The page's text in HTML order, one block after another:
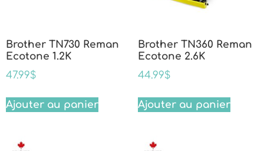
Brother TN730 Reman
Ecotone 1.2K
47.99$
Ajouter au panier
Brother TN360 Reman
Ecotone 2.6K
44.99$
Ajouter au panier